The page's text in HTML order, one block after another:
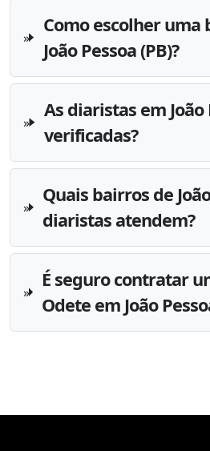
Como escolher uma
João Pessoa (PB)?
As diaristas em João
verificadas?
Quais bairros de
diaristas atendem?
É seguro contratar
Odete em João